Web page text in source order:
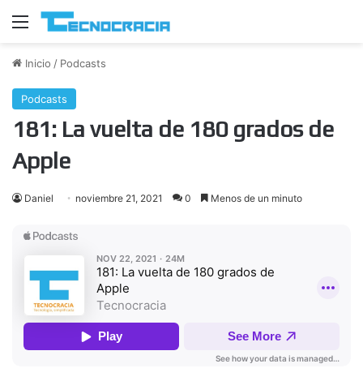
Menú
Inicio / Podcasts
Podcasts
181: La vuelta de 180 grados de
Apple
Daniel noviembre 21, 2021 0 Menos de un minuto